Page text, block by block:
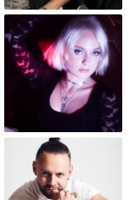
Obrázek
Obrázek